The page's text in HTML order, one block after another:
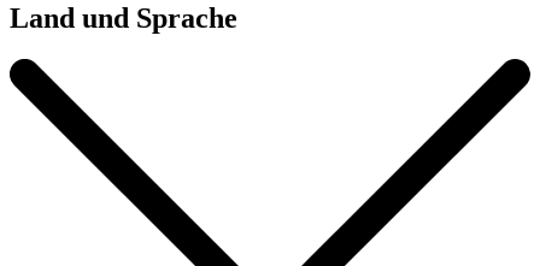
Land und Sprache